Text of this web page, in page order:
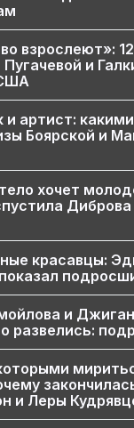
взрослеют»:
и
артист:
Боярской и
хочет
Диброва
красавцы:
и Джиган
развелись:
и Леры